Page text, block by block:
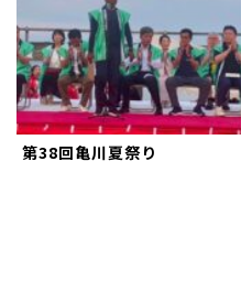
第38回亀川夏祭り